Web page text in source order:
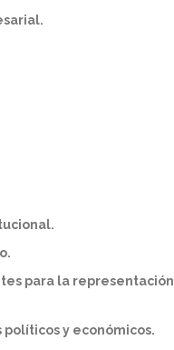
para la representación
y económicos.